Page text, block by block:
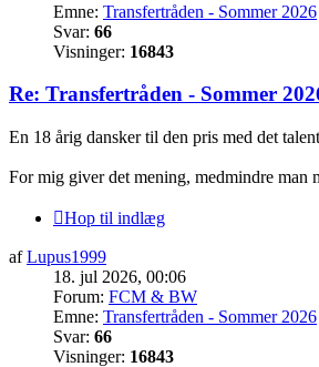
Emne: Transfertråden - Sommer 2026
Svar: 66
Visninger: 16843
Re: Transfertråden - Sommer
En 18 årig dansker til den pris med det
For mig giver det mening, medmindre man
Hop til indlæg
afLupus1999
18. jul 2026, 00:06
Forum: FCM & BW
Emne: Transfertråden - Sommer 2026
Svar: 66
Visninger: 16843